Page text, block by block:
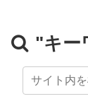
"キー